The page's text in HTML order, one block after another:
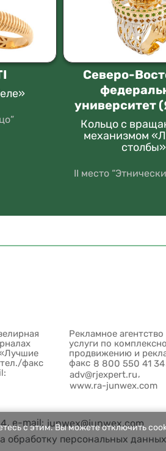
Северо-
университет
Кольцо с
механизмом
столбы»
II место
факс
Рекламное
услуги по
продвижению и
факс 8 800 550 41 34
adv@rjexpert.ru,
www.ra-junwex.com
, e-mail:junwex@junwex.com
обработку персональных данных
с этим. Вы можете отключить